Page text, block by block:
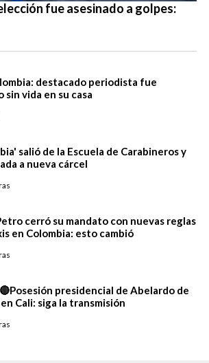
fue asesinado a golpes:
destacado periodista fue
vida en su casa
salió de la Escuela de Carabineros y
a nueva cárcel
cerró su mandato con nuevas reglas
en Colombia: esto cambió
presidencial de Abelardo de
Cali: siga la transmisión